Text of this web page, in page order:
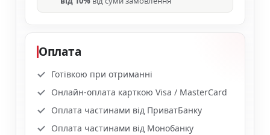
Оплата
Готівкою при отриманні
Онлайн-оплата карткою Visa / MasterCard
Оплата частинами від ПриватБанку
Оплата частинами від Монобанку